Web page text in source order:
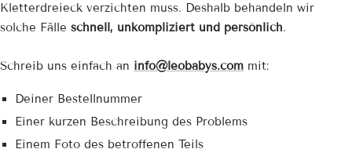
Kletterdreieck verzichten muss. Deshalb behandeln wir
solche Fälle schnell, unkompliziert und persönlich.
Schreib uns einfach an info@leobabys.com mit:
Deiner Bestellnummer
Einer kurzen Beschreibung des Problems
Einem Foto des betroffenen Teils